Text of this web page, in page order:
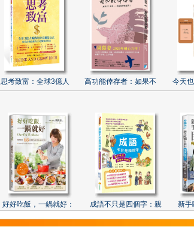
思考致富：全球3億人 高功能倖存者：如果不 今天
好好吃飯，一鍋就好： 成語不只是四個字：親 新手